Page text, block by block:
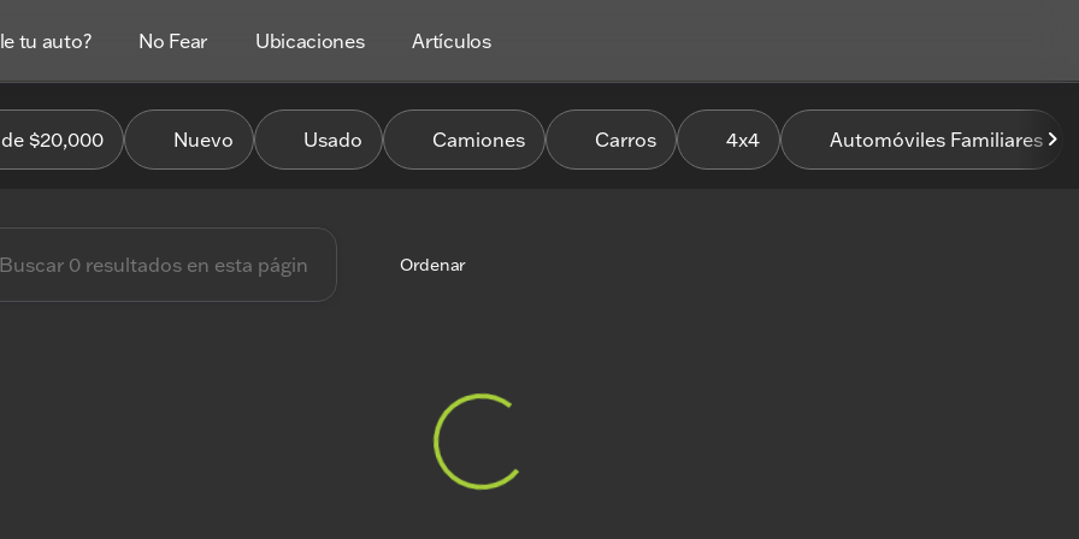
tu auto? No Fear Ubicaciones Artículos
Coches
$20,000 Nuevo Usado Camiones Carros 4x4 Automóviles Familiares
Ordenar